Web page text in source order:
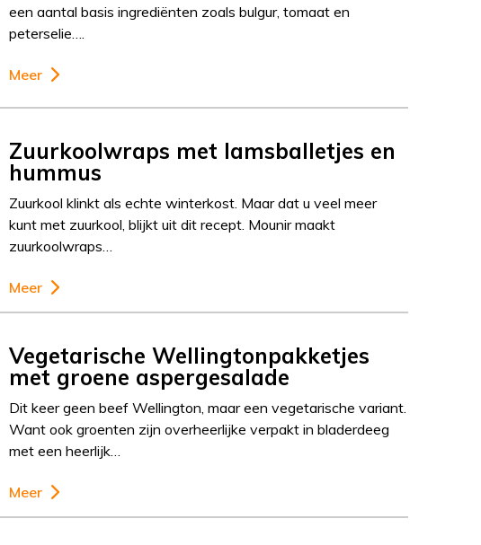
een aantal basis ingrediënten zoals bulgur, tomaat en
peterselie….
Meer
Zuurkoolwraps met lamsballetjes en
hummus
Zuurkool klinkt als echte winterkost. Maar dat u veel meer
kunt met zuurkool, blijkt uit dit recept. Mounir maakt
zuurkoolwraps…
Meer
Vegetarische Wellingtonpakketjes
met groene aspergesalade
Dit keer geen beef Wellington, maar een vegetarische variant.
Want ook groenten zijn overheerlijke verpakt in bladerdeeg
met een heerlijk…
Meer